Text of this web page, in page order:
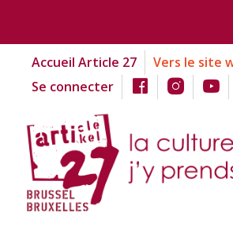
Accueil Article 27
Vers le site
Se connecter